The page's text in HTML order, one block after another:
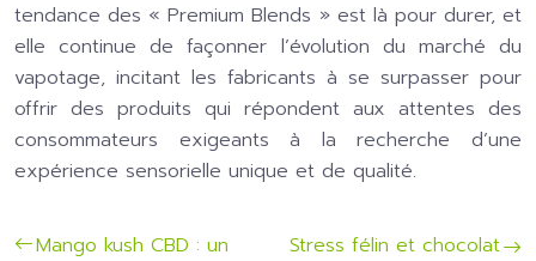
tendance des « Premium Blends » est là pour durer, et
elle continue de façonner l’évolution du marché du
vapotage, incitant les fabricants à se surpasser pour
offrir des produits qui répondent aux attentes des
consommateurs exigeants à la recherche d’une
expérience sensorielle unique et de qualité.
Mango kush CBD : un
Stress félin et chocolat